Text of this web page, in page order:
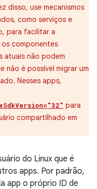
disso, use mecanismos
como serviços e
para facilitar a
componentes
atuais não podem
não é possível migrar um
Nesses apps,
para
compartilhado em
do Linux que é
apps. Por padrão,
app o próprio ID de